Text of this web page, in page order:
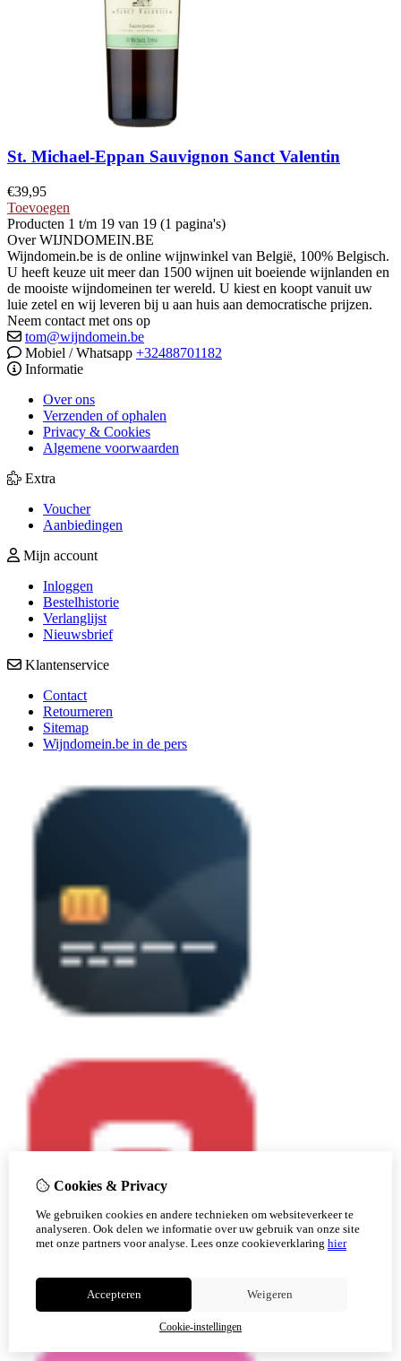
St. Michael-Eppan Sauvignon Sanct Valentin
€39,95
Toevoegen
Producten 1 t/m 19 van 19 (1 pagina's)
Over WIJNDOMEIN.BE
Wijndomein.be is de online wijnwinkel van België, 100% Belgisch.
U heeft keuze uit meer dan 1500 wijnen uit boeiende wijnlanden en
de mooiste wijndomeinen ter wereld. U kiest en koopt vanuit uw
luie zetel en wij leveren bij u aan huis aan democratische prijzen.
Neem contact met ons op
tom@wijndomein.be
Mobiel / Whatsapp +32488701182
Informatie
Over ons
Verzenden of ophalen
Privacy & Cookies
Algemene voorwaarden
Extra
Voucher
Aanbiedingen
Mijn account
Inloggen
Bestelhistorie
Verlanglijst
Nieuwsbrief
Klantenservice
Contact
Retourneren
Sitemap
Wijndomein.be in de pers
Cookies & Privacy
We gebruiken cookies en andere technieken om websiteverkeer te
analyseren. Ook delen we informatie over uw gebruik van onze site
met onze partners voor analyse. Lees onze cookieverklaring hier
Accepteren Weigeren
Cookie-instellingen